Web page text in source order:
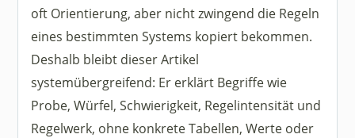
oft Orientierung, aber nicht zwingend die Regeln
eines bestimmten Systems kopiert bekommen.
Deshalb bleibt dieser Artikel
systemübergreifend: Er erklärt Begriffe wie
Probe, Würfel, Schwierigkeit, Regelintensität und
Regelwerk, ohne konkrete Tabellen, Werte oder